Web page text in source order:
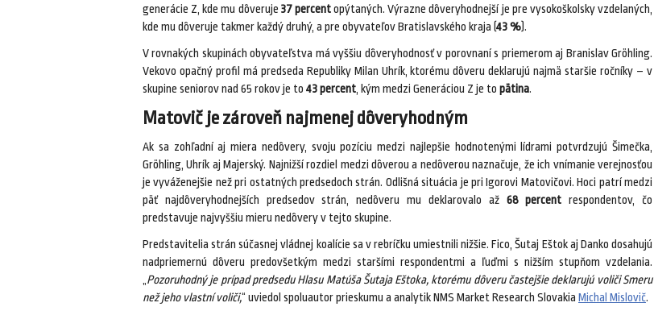
generácie Z, kde mu dôveruje 37 percentopýtaných. Výrazne dôveryhodnejší je pre vysokoškolsky vzdelaných,
kde mu dôveruje takmer každý druhý, a pre obyvateľov Bratislavského kraja (43 %).
V rovnakých skupinách obyvateľstva má vyššiu dôveryhodnosť v porovnaní s priemerom aj Branislav Gröhling.
Vekovo opačný profil má predseda Republiky Milan Uhrík, ktorému dôveru deklarujú najmä staršie ročníky – v
skupine seniorov nad 65 rokov je to 43 percent, kým medzi Generáciou Z je to pätina.
Matovič je zároveň najmenej dôveryhodným
Ak sa zohľadní aj miera nedôvery, svoju pozíciu medzi najlepšie hodnotenými lídrami potvrdzujú Šimečka,
Gröhling, Uhrík aj Majerský. Najnižší rozdiel medzi dôverou a nedôverou naznačuje, že ich vnímanie verejnosťou
je vyváženejšie než pri ostatných predsedoch strán. Odlišná situácia je pri Igorovi Matovičovi. Hoci patrí medzi
päť najdôveryhodnejších predsedov strán, nedôveru mu deklarovalo až 68 percent respondentov, čo
predstavuje najvyššiu mieru nedôvery v tejto skupine.
Predstavitelia strán súčasnej vládnej koalície sa v rebríčku umiestnili nižšie. Fico, Šutaj Eštok aj Danko dosahujú
nadpriemernú dôveru predovšetkým medzi staršími respondentmi a ľuďmi s nižším stupňom vzdelania.
„Pozoruhodný je prípad predsedu Hlasu Matúša Šutaja Eštoka, ktorému dôveru častejšie deklarujú voliči Smeru
než jeho vlastní voliči,“ uviedol spoluautor prieskumu a analytik NMS Market Research Slovakia Michal Mislovič.